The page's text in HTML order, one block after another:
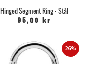
Hinged Segment Ring - Stål
95,00 kr
26%